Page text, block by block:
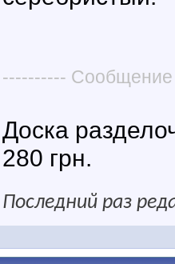
---------- Сообщение
Доска
280 грн.
Последний раз